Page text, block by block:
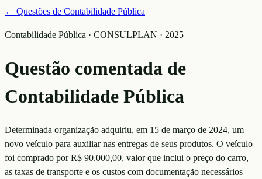
← Questões de Contabilidade Pública
Contabilidade Pública · CONSULPLAN · 2025
Questão comentada de
Contabilidade Pública
Determinada organização adquiriu, em 15 de março de 2024, um
novo veículo para auxiliar nas entregas de seus produtos. O veículo
foi comprado por R$ 90.000,00, valor que inclui o preço do carro,
as taxas de transporte e os custos com documentação necessários